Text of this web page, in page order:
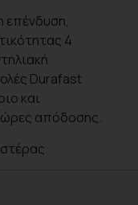
επένδυση,
4
Durafast
και
ώρες απόδοσης.